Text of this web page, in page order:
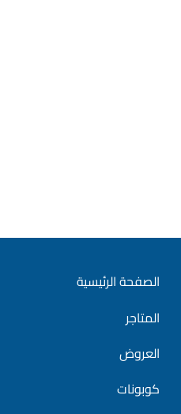
الصفحة الرئيسية
المتاجر
العروض
كوبونات